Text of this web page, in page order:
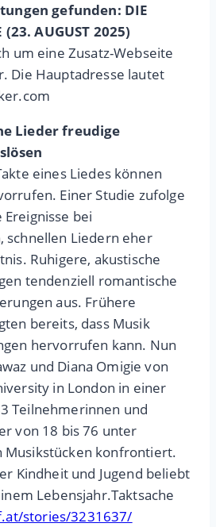
gefunden: DIE
(23. AUGUST 2025)
um eine Zusatz-Webseite
Die Hauptadresse lautet
Lieder freudige
eines Liedes können
Einer Studie zufolge
bei
schnellen Liedern eher
Ruhigere, akustische
tendenziell romantische
aus. Frühere
bereits, dass Musik
hervorrufen kann. Nun
und Diana Omigie von
in London in einer
Teilnehmerinnen und
von 18 bis 76 unter
Musikstücken konfrontiert.
Kindheit und Jugend beliebt
Lebensjahr.Taktsache
stories/3231637/